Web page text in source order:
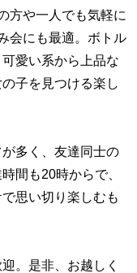
方や一人でも気軽に
会にも最適。ボトル
愛い系から上品な
子を見つける楽し
多く、友達同士の
間も20時からで、
思い切り楽しむも
。是非、お越しく